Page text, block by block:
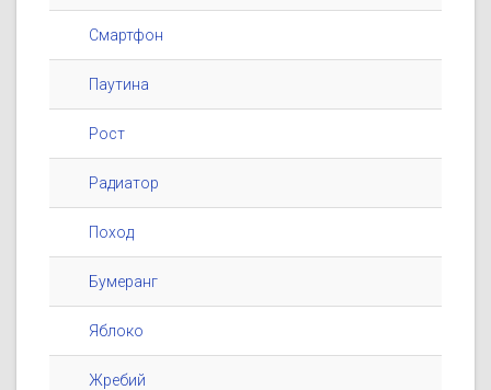
Смартфон
Паутина
Рост
Радиатор
Поход
Бумеранг
Яблоко
Жребий